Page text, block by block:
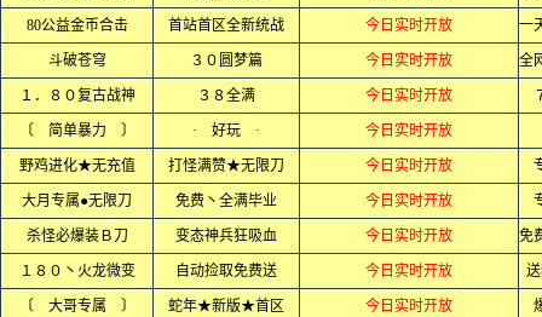
80公益金币合击 首站首区全新统战 今日实时开放
斗破苍穹 ３０圆梦篇 今日实时开放
１．８０复古战神 ３８全满 今日实时开放
〔 简单暴力 〕 · 好玩 · 今日实时开放
野鸡进化★无充值 打怪满赞★无限刀 今日实时开放
大月专属●无限刀 免费丶全满毕业 今日实时开放
杀怪必爆装Ｂ刀 变态神兵狂吸血 今日实时开放
１８０丶火龙微变 自动捡取免费送 今日实时开放
〔 大哥专属 〕 蛇年★新版★首区 今日实时开放